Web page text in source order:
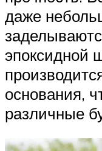
даже
эпоксидной
основания,
различные